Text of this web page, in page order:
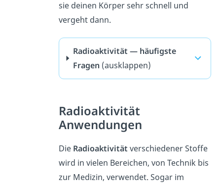
sie deinen Körper sehr schnell und
vergeht dann.
Radioaktivität — häufigste
Fragen (ausklappen)
Radioaktivität
Anwendungen
Die Radioaktivität verschiedener Stoffe
wird in vielen Bereichen, von Technik bis
zur Medizin, verwendet. Sogar im